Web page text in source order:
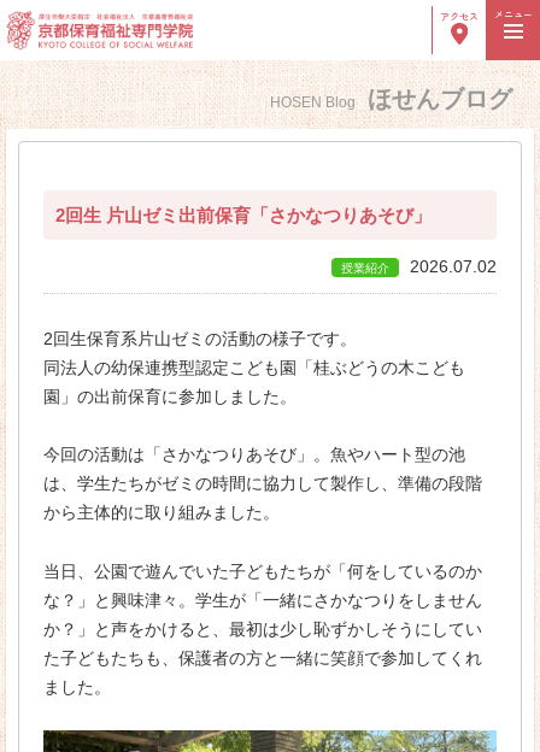
アクセス メニュー
高校生の方へ 社会人の方へ
採用ご担当者様へ
学院長ご挨拶
建学の理念・沿革
教員紹介
施設紹介
情報公開
学科・コース
保育科（2年制）
カリキュラム
HOSEN Blog ほせんブログ
2回生 片山ゼミ出前保育「さかなつりあそび」
授業紹介 2026.07.02
2回生保育系片山ゼミの活動の様子です。
同法人の幼保連携型認定こども園「桂ぶどうの木こども
園」の出前保育に参加しました。
今回の活動は「さかなつりあそび」。魚やハート型の池
は、学生たちがゼミの時間に協力して製作し、準備の段階
から主体的に取り組みました。
当日、公園で遊んでいた子どもたちが「何をしているのか
な？」と興味津々。学生が「一緒にさかなつりをしません
か？」と声をかけると、最初は少し恥ずかしそうにしてい
た子どもたちも、保護者の方と一緒に笑顔で参加してくれ
ました。